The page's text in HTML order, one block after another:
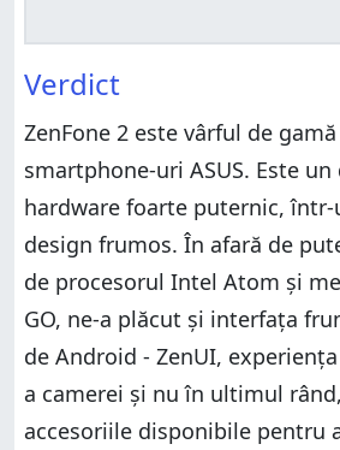
Verdict
ZenFone 2 este vârful de
smartphone-uri ASUS. Este
hardware foarte puternic, într-
design frumos. În afară de
de procesorul Intel Atom și
GO, ne-a plăcut și interfața
de Android - ZenUI,
a camerei și nu în ultimul
accesoriile disponibile pentru